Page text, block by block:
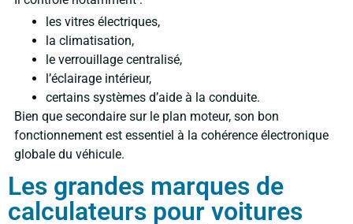
les vitres électriques,
la climatisation,
le verrouillage centralisé,
l’éclairage intérieur,
certains systèmes d’aide à la conduite.
Bien que secondaire sur le plan moteur, son bon
fonctionnement est essentiel à la cohérence électronique
globale du véhicule.
Les grandes marques de
calculateurs pour voitures